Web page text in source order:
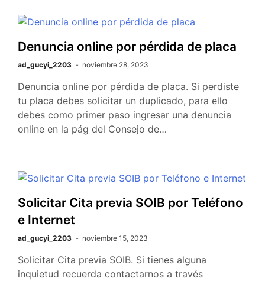
Denuncia online por pérdida de placa
ad_gucyi_2203 noviembre 28, 2023
Denuncia online por pérdida de placa. Si perdiste
tu placa debes solicitar un duplicado, para ello
debes como primer paso ingresar una denuncia
online en la pág del Consejo de…
Solicitar Cita previa SOIB por Teléfono
e Internet
ad_gucyi_2203 noviembre 15, 2023
Solicitar Cita previa SOIB. Si tienes alguna
inquietud recuerda contactarnos a través